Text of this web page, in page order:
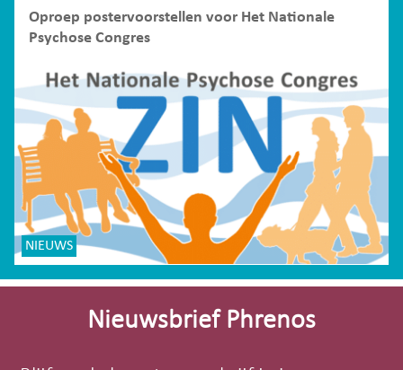
Oproep postervoorstellen voor Het Nationale
Psychose Congres
NIEUWS
Site-
Nieuwsbrief Phrenos